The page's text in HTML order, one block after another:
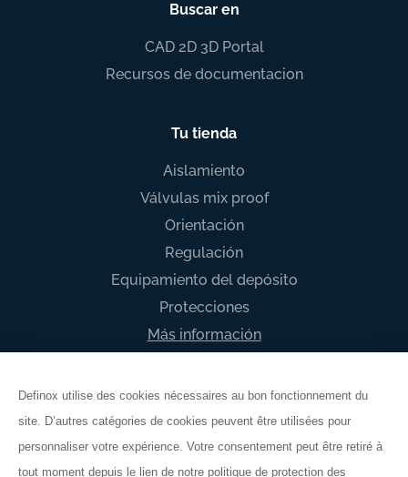
Buscar en
CAD 2D 3D Portal
Recursos de documentacion
Tu tienda
Aislamiento
Válvulas mix proof
Orientación
Regulación
Equipamiento del depósito
Protecciones
Más información
Definox utilise des cookies nécessaires au bon fonctionnement du
site. D’autres catégories de cookies peuvent être utilisées pour
personnaliser votre expérience. Votre consentement peut être retiré à
tout moment depuis le lien de notre politique de protection des